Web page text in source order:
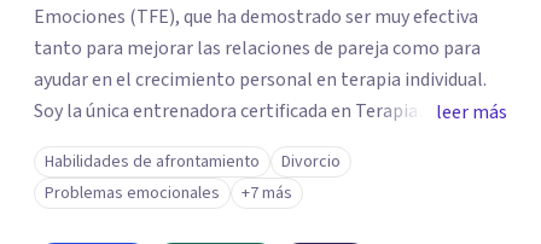
Emociones (TFE), que ha demostrado ser muy efectiva
tanto para mejorar las relaciones de pareja como para
ayudar en el crecimiento personal en terapia individual.
Soy la única entrenadora certificada en Terapia
Focalizada en las Emociones (TFE) en España, además de
supervisora y terapeuta certificada. La TFE ha
demostrado una mejora significativa en las relaciones,
con un 70-75% de éxito y felicidad duradera. Este enfoque
leer más
Habilidades de afrontamiento
Divorcio
Problemas emocionales
+7 más